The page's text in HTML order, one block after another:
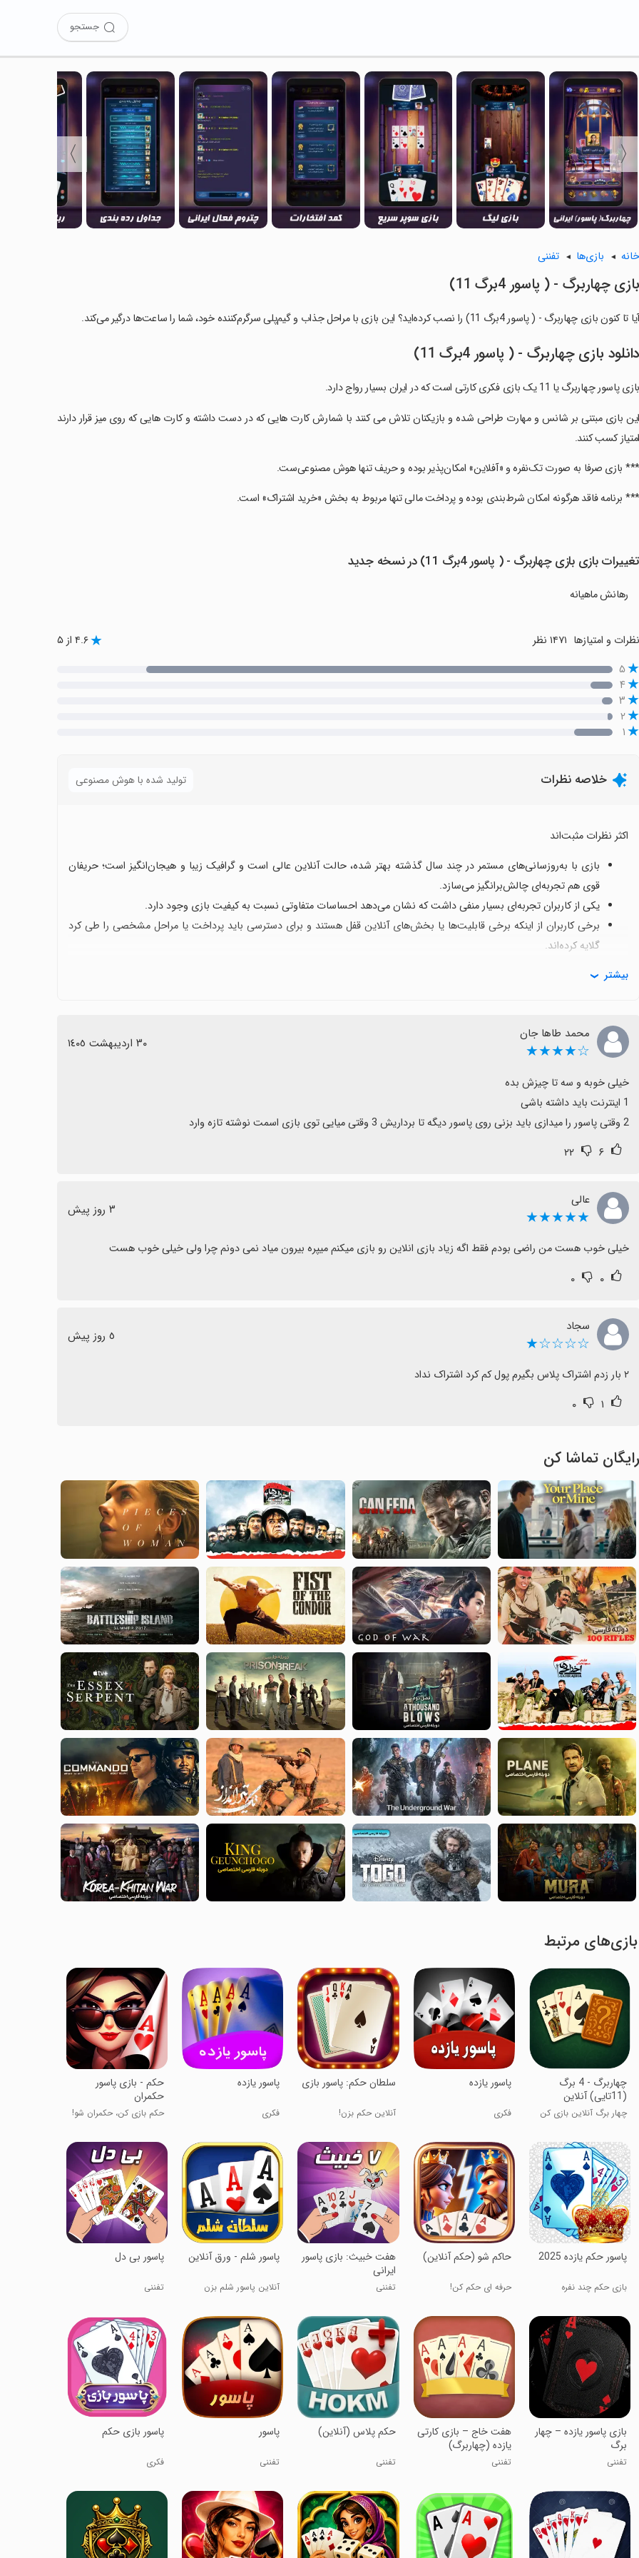
جستجو
〈
〉
خانه بازی‌ها تفننی
بازی چهاربرگ - ( پاسور 4برگ 11)
آیا تا کنون بازی چهاربرگ - ( پاسور 4برگ 11) را نصب کرده‌اید؟ این بازی با مراحل جذاب و گیم‌پلی سرگرم‌کننده خود، شما را ساعت‌ها درگیر می‌کند.
دانلود بازی چهاربرگ - ( پاسور 4برگ 11)
بازی پاسور چهاربرگ یا 11 یک بازی‌ فکری کارتی است که در ایران بسیار رواج دارد.
‏این بازی مبتنی بر شانس و مهارت طراحی شده و بازیکنان تلاش می کنند با شمارش کارت هایی که در دست داشته و کارت هایی که روی میز قرار دارند
امتیاز کسب کنند.
‏*** بازی صرفا به صورت تک‌نفره و «آفلاین» امکان‌پذیر بوده و حریف تنها هوش مصنوعی‌ست.
‏*** برنامه فاقد هرگونه امکان شرط‌بندی بوده و پرداخت مالی تنها مربوط به بخش «خرید اشتراک» است.
تغییرات بازی بازی چهاربرگ - ( پاسور 4برگ 11) در نسخه جدید
رهانش ماهیانه
نظرات و امتیازها ۴.۶ از ۵
۵
۴
۳
۲
۱
خلاصه نظرات تولید شده با هوش مصنوعی
اکثر نظرات مثبت‌اند
بازی با به‌روزسانی‌های مستمر در چند سال گذشته بهتر شده، حالت آنلاین عالی است و گرافیک زیبا و هیجان‌انگیز است؛ حریفان
قوی هم تجربه‌ای چالش‌برانگیز می‌سازد.
یکی از کاربران تجربه‌ای بسیار منفی داشت که نشان می‌دهد احساسات متفاوتی نسبت به کیفیت بازی وجود دارد.
برخی کاربران از اینکه برخی قابلیت‌ها یا بخش‌های آنلاین قفل هستند و برای دسترسی باید پرداخت یا مراحل مشخصی را طی کرد
گلایه کرده‌اند.
بیشتر
محمد طاها جان
☆★★★★ ٣٠ اردیبهشت ١٤٠٥
2 وقتی پاسور را میدازی باید بزنی روی پاسور دیگه تا برداریش 3 وقتی میایی توی بازی اسمت نوشته تازه وارد
۶ ۲۲
عالی
★★★★★ ٣ روز پیش
خیلی خوب هست من راضی بودم فقط اگه زیاد بازی انلاین رو بازی میکنم میپره بیرون میاد نمی دونم چرا ولی خیلی خوب هست
۰ ۰
سجاد
☆☆☆☆★ ٥ روز پیش
۲ بار زدم اشتراک پلاس بگیرم پول کم کرد اشتراک نداد
۱ ۰
رایگان تماشا کن
بازی‌های مرتبط
‏‏‏‏چهاربرگ - 4 برگ
(11تایی) آنلاین
چهار برگ آنلاین بازی کن
پاسور یازده
فکری
‏‏‏سلطان حکم: پاسور بازی
آنلاین حکم بزن!
پاسور یازده
فکری
‏‏‏حکم - بازی پاسور
حکمران
حکم بازی کن، حکمران شو!
پاسور حکم یازده 2025
بازی حکم چند نفره
‏‏‏‏حاکم شو (حکم آنلاین)
حرفه ای حکم کن!
‏هفت خبیث: بازی پاسور
ایرانی
تفننی
‏‏‏‏‏پاسور شلم - ورق آنلاین
آنلاین پاسور شلم بزن
پاسور بی دل
تفننی
‏بازی پاسور یازده – چهار
برگ
تفننی
هفت خاج – بازی کارتی
یازده (چهاربرگ)
تفننی
‏‏حکم پلاس (آنلاین)
تفننی
پاسور
تفننی
پاسور بازی حکم
فکری